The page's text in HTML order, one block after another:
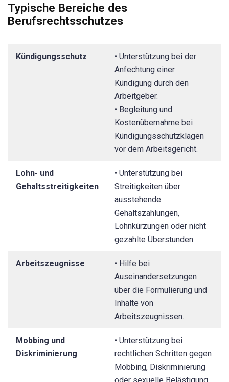
Typische Bereiche des
Berufsrechtsschutzes
Kündigungsschutz
• Unterstützung bei der
Anfechtung einer
Kündigung durch den
Arbeitgeber.
• Begleitung und
Kostenübernahme bei
Kündigungsschutzklagen
vor dem Arbeitsgericht.
Lohn- und
Gehaltsstreitigkeiten
• Unterstützung bei
Streitigkeiten über
ausstehende
Gehaltszahlungen,
Lohnkürzungen oder nicht
gezahlte Überstunden.
Arbeitszeugnisse
• Hilfe bei
Auseinandersetzungen
über die Formulierung und
Inhalte von
Arbeitszeugnissen.
Mobbing und
Diskriminierung
• Unterstützung bei
rechtlichen Schritten gegen
Mobbing, Diskriminierung